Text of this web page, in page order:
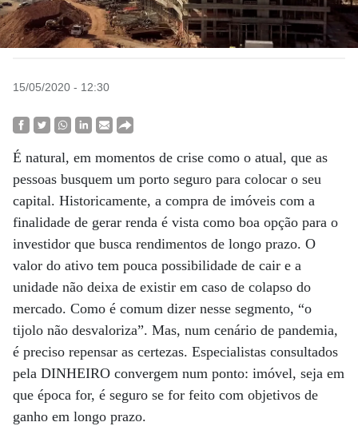
15/05/2020 - 12:30
É natural, em momentos de crise como o atual, que as
pessoas busquem um porto seguro para colocar o seu
capital. Historicamente, a compra de imóveis com a
finalidade de gerar renda é vista como boa opção para o
investidor que busca rendimentos de longo prazo. O
valor do ativo tem pouca possibilidade de cair e a
unidade não deixa de existir em caso de colapso do
mercado. Como é comum dizer nesse segmento, “o
tijolo não desvaloriza”. Mas, num cenário de pandemia,
é preciso repensar as certezas. Especialistas consultados
pela DINHEIRO convergem num ponto: imóvel, seja em
que época for, é seguro se for feito com objetivos de
ganho em longo prazo.